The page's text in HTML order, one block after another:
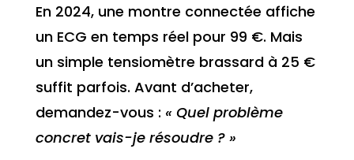
En 2024, une montre connectée affiche
un ECG en temps réel pour 99 €. Mais
un simple tensiomètre brassard à 25 €
suffit parfois. Avant d’acheter,
demandez-vous : « Quel problème
concret vais-je résoudre ? »